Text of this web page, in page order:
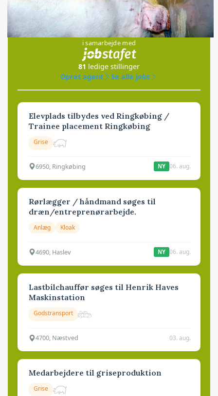
Jobs
i samarbejde med
81 ledige stillinger
Opret agent
Se alle jobs
Elevplads tilbydes ved Ringkøbing /
Trainee placement Ringkøbing
Grise
6950, Ringkøbing NY 06. aug.
Rørlægger / håndmand søges til
dræn/entreprenørarbejde.
Anlæg Kloak
4690, Haslev NY 06. aug.
Lastbilchauffør søges til Henrik Haves
Maskinstation
Godstransport
4700, Næstved 03. aug.
Medarbejdere til griseproduktion
Grise